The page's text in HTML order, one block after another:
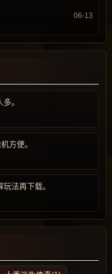
06-13
。
方便。
法再下载。